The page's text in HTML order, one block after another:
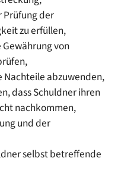
Prüfung der
zu erfüllen,
von
abzuwenden,
dass Schuldner ihren
nachkommen,
und der
selbst betreffende